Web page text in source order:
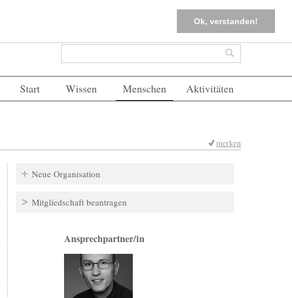
Ok, verstanden!
FAQs Einloggen
Suchformular Suche
Start Wissen Menschen Aktivitäten
merken
Neue Organisation
Mitgliedschaft beantragen
Ansprechpartner/in